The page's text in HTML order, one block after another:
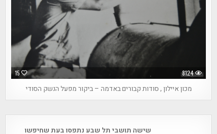
15 8124
מכון איילון , סודות קבורים באדמה – ביקור מפעל הנשק הסודי
שישה תושבי תל שבע נתפסו בעת שחיפשו